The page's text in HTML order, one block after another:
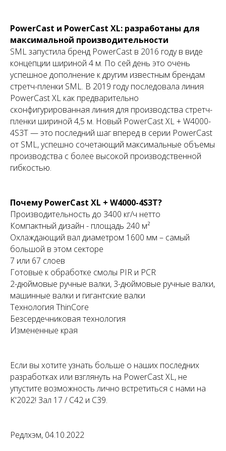
PowerCast и PowerCast XL: разработаны для
максимальной производительности
SML запустила бренд PowerCast в 2016 году в виде
концепции шириной 4 м. По сей день это очень
успешное дополнение к другим известным брендам
стретч-пленки SML. В 2019 году последовала линия
PowerCast XL как предварительно
сконфигурированная линия для производства стретч-
пленки шириной 4,5 м. Новый PowerCast XL + W4000-
4S3T — это последний шаг вперед в серии PowerCast
от SML, успешно сочетающий максимальные объемы
производства с более высокой производственной
гибкостью.
Почему PowerCast XL + W4000-4S3T?
Производительность до 3400 кг/ч нетто
Компактный дизайн - площадь 240 м²
Охлаждающий вал диаметром 1600 мм – самый
большой в этом секторе
7 или 67 слоев
Готовые к обработке смолы PIR и PCR
2-дюймовые ручные валки, 3-дюймовые ручные валки,
машинные валки и гигантские валки
Технология ThinCore
Безсердечниковая технология
Измененные края
Если вы хотите узнать больше о наших последних
разработках или взглянуть на PowerCast XL, не
упустите возможность лично встретиться с нами на
K'2022! Зал 17 / C42 и C39.
Редлхэм, 04.10.2022